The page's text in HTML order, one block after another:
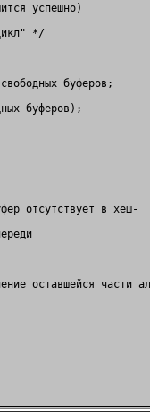
завершится
цикл"
буфер
свободных
свободных
хеш-
буфер отсутствует в
*
оставшейся части
*